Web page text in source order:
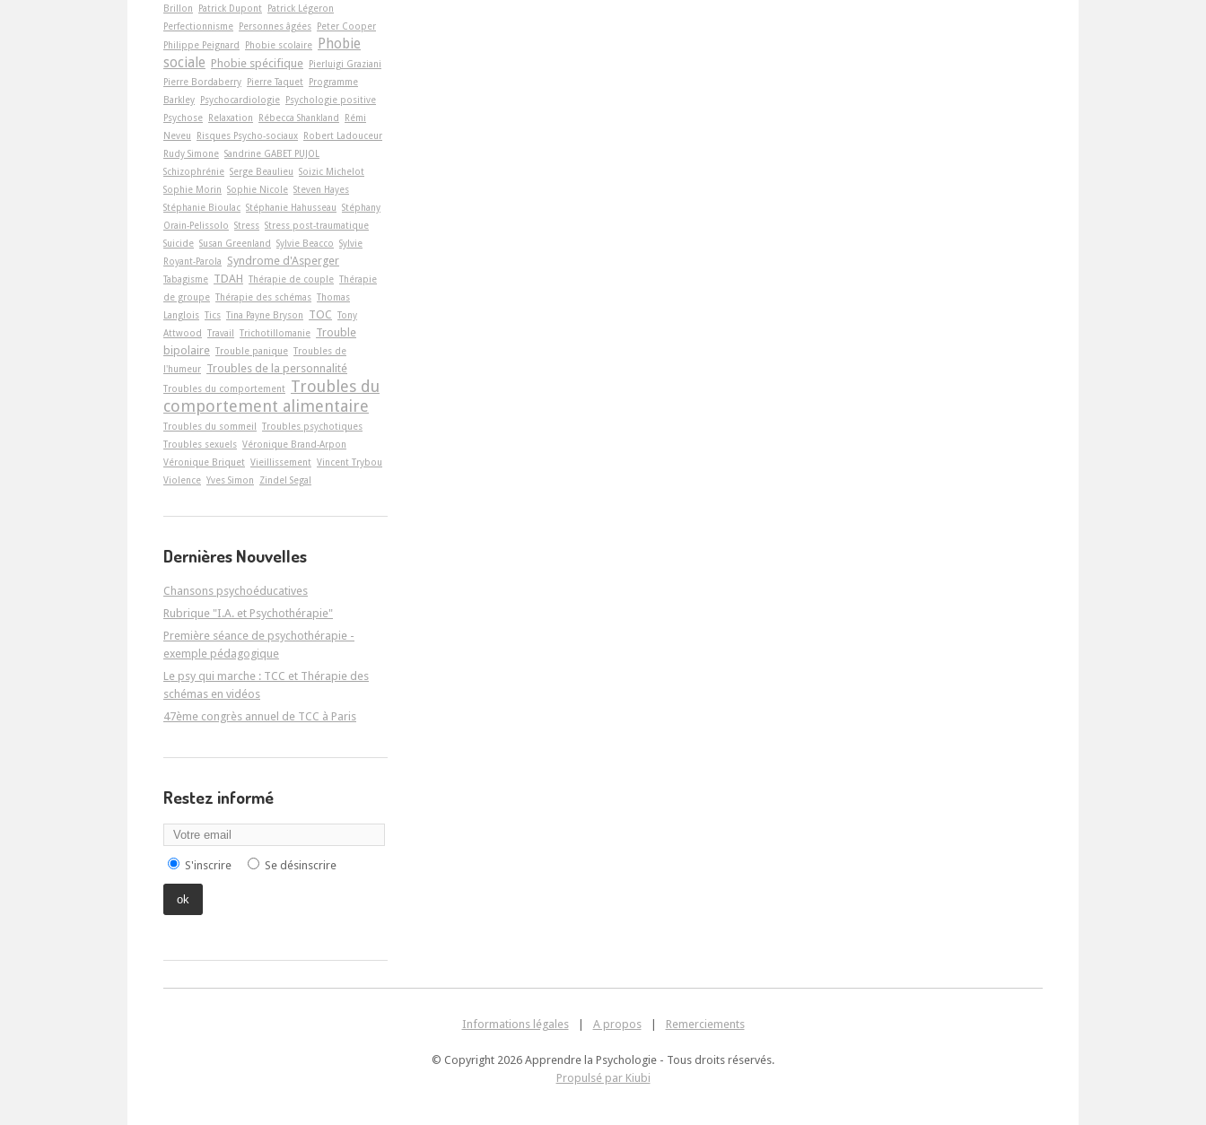
Brillon
Patrick Dupont Patrick Légeron
Perfectionnisme Personnes âgées Peter Cooper
Philippe Peignard
Phobie scolaire
Phobie
sociale Phobie spécifique Pierluigi Graziani
Pierre Bordaberry Pierre Taquet Programme
Barkley Psychocardiologie Psychologie positive
Psychose Relaxation Rébecca Shankland
Rémi
Neveu
Risques Psycho-sociaux Robert Ladouceur
Rudy Simone Sandrine GABET PUJOL
Schizophrénie Serge Beaulieu Soizic Michelot
Sophie Morin Sophie Nicole Steven Hayes
Stéphanie Bioulac Stéphanie Hahusseau Stéphany
Orain-Pelissolo Stress Stress post-traumatique
Suicide Susan Greenland Sylvie Beacco Sylvie
Royant-Parola
Syndrome d'Asperger
Tabagisme TDAH Thérapie de couple Thérapie
de groupe Thérapie des schémas Thomas
Langlois Tics Tina Payne Bryson TOC Tony
Attwood Travail Trichotillomanie Trouble
bipolaire Trouble panique Troubles de
l'humeur Troubles de la personnalité
Troubles du comportement Troubles du
comportement alimentaire
Troubles du sommeil Troubles psychotiques
Troubles sexuels Véronique Brand-Arpon
Véronique Briquet Vieillissement Vincent Trybou
Violence Yves Simon Zindel Segal
Dernières Nouvelles
Chansons psychoéducatives
Rubrique "I.A. et Psychothérapie"
Première séance de psychothérapie -
exemple pédagogique
Le psy qui marche : TCC et Thérapie des
schémas en vidéos
47ème congrès annuel de TCC à Paris
Restez informé
S'inscrire Se désinscrire
Informations légales A propos Remerciements
© Copyright 2026 Apprendre la Psychologie - Tous droits réservés.
Propulsé par Kiubi